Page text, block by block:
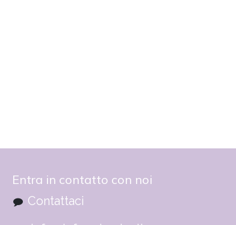
Entra in contatto con noi
Contattaci